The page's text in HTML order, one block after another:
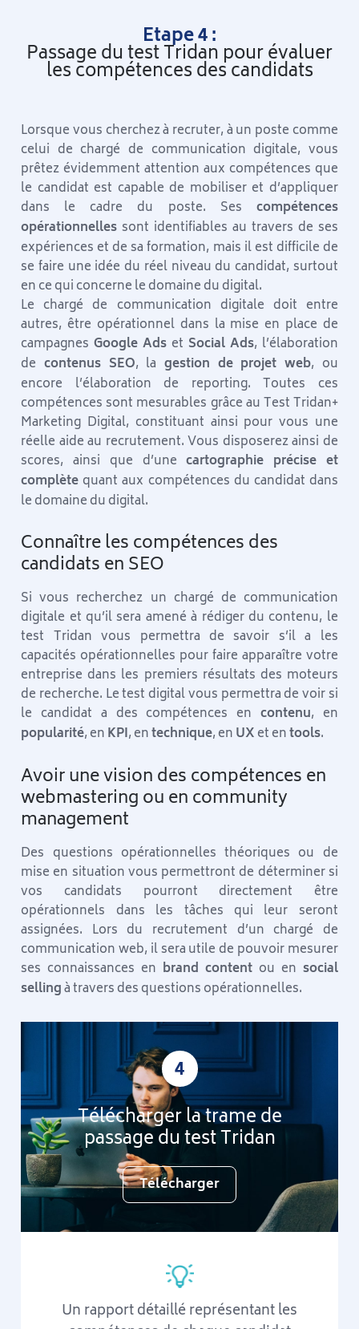
Etape 4 :
Passage du test Tridan pour évaluer
les compétences des candidats
Lorsque vous cherchez à recruter, à un poste comme
celui de chargé de communication digitale, vous
prêtez évidemment attention aux compétences que
le candidat est capable de mobiliser et d’appliquer
dans le cadre du poste. Ses compétences
opérationnelles sont identifiables au travers de ses
expériences et de sa formation, mais il est difficile de
se faire une idée du réel niveau du candidat, surtout
en ce qui concerne le domaine du digital.
Le chargé de communication digitale doit entre
autres, être opérationnel dans la mise en place de
campagnesGoogle Ads et Social Ads, l’élaboration
de contenus SEO, lagestion de projet web, ou
encore l’élaboration de reporting. Toutes ces
compétences sont mesurables grâce au Test Tridan+
Marketing Digital, constituant ainsi pour vous une
réelle aide au recrutement. Vous disposerez ainsi de
scores, ainsi que d’unecartographie précise et
complète quant aux compétences du candidat dans
le domaine du digital.
Connaître les compétences des
candidats en SEO
Si vous recherchez un chargé de communication
digitale et qu’il sera amené à rédiger du contenu, le
test Tridan vous permettra de savoir s’il a les
capacités opérationnelles pour faire apparaître votre
entreprise dans les premiers résultats des moteurs
de recherche. Le test digital vous permettra de voir si
le candidat a des compétences en contenu, en
popularité, enKPI, entechnique, enUXet entools.
Avoir une vision des compétences en
webmastering ou en community
management
Des questions opérationnelles théoriques ou de
mise en situation vous permettront de déterminer si
vos candidats pourront directement être
opérationnels dans les tâches qui leur seront
assignées. Lors du recrutement d’un chargé de
communication web, il sera utile de pouvoir mesurer
ses connaissances en brand contentou en social
sellingà travers des questions opérationnelles.
4
Télécharger la trame de
passage du test Tridan
Télécharger
Un rapport détaillé représentant les